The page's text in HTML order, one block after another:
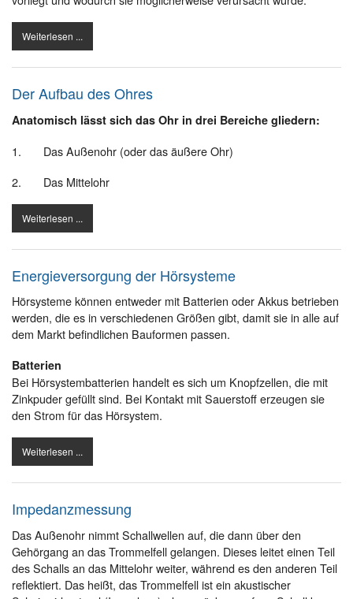
Weiterlesen ...
Der Aufbau des Ohres
Anatomisch lässt sich das Ohr in drei Bereiche gliedern:
1. Das Außenohr (oder das äußere Ohr)
2. Das Mittelohr
Weiterlesen ...
Energieversorgung der Hörsysteme
Hörsysteme können entweder mit Batterien oder Akkus betrieben
werden, die es in verschiedenen Größen gibt, damit sie in alle auf
dem Markt befindlichen Bauformen passen.
Batterien
Bei Hörsystembatterien handelt es sich um Knopfzellen, die mit
Zinkpuder gefüllt sind. Bei Kontakt mit Sauerstoff erzeugen sie
den Strom für das Hörsystem.
Weiterlesen ...
Impedanzmessung
Das Außenohr nimmt Schallwellen auf, die dann über den
Gehörgang an das Trommelfell gelangen. Dieses leitet einen Teil
des Schalls an das Mittelohr weiter, während es den anderen Teil
reflektiert. Das heißt, das Trommelfell ist ein akustischer